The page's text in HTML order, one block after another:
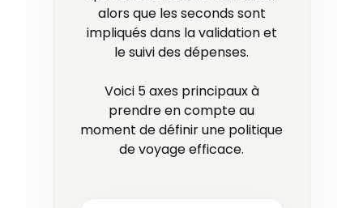
alors que les seconds sont
impliqués dans la validation et
le suivi des dépenses.
Voici 5 axes principaux à
prendre en compte au
moment de définir une politique
de voyage efficace.